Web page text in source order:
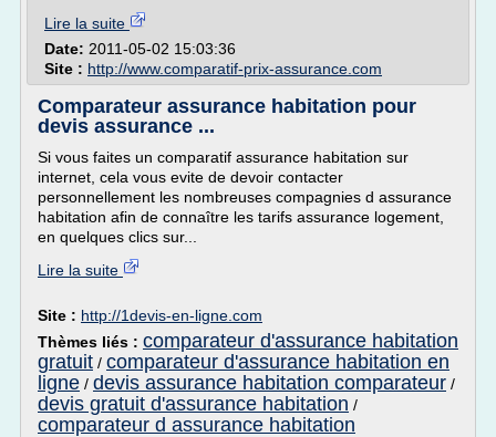
Lire la suite
Date: 2011-05-02 15:03:36
Site : http://www.comparatif-prix-assurance.com
Comparateur assurance habitation pour
devis assurance ...
Si vous faites un comparatif assurance habitation sur
internet, cela vous evite de devoir contacter
personnellement les nombreuses compagnies d assurance
habitation afin de connaître les tarifs assurance logement,
en quelques clics sur...
Lire la suite
Site : http://1devis-en-ligne.com
Thèmes liés : comparateur d'assurance habitation
gratuit / comparateur d'assurance habitation en
ligne / devis assurance habitation comparateur /
devis gratuit d'assurance habitation /
comparateur d assurance habitation